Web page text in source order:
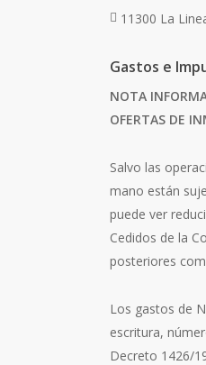
11300 La
Gastos e
NOTA
OFERTAS DE
Salvo las
mano están
puede ver
Cedidos de la
posteriores
Los gastos de
escritura,
Decreto 1426/